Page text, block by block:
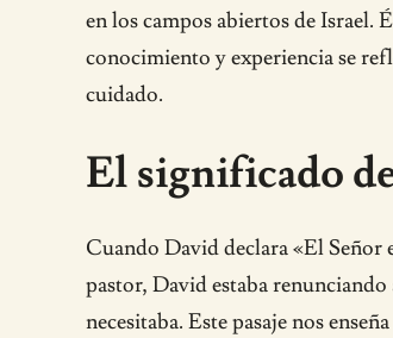
en los campos abiertos de Israel.
conocimiento y experiencia se
cuidado.
El significado
Cuando David declara «El Señor
pastor, David estaba
necesitaba. Este pasaje nos